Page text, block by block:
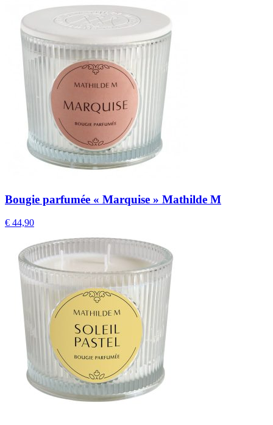
Bougie parfumée « Marquise » Mathilde M
€ 44,90